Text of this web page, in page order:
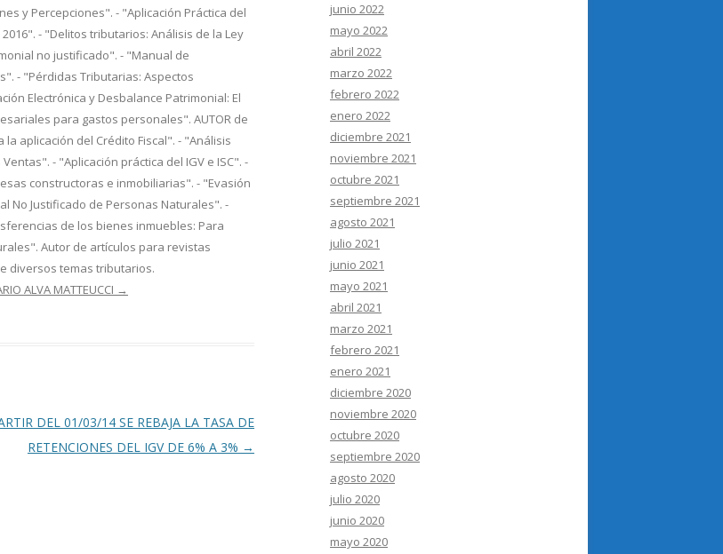
y Percepciones". - "Aplicación Práctica del
- "Delitos tributarios: Análisis de la Ley
no justificado". - "Manual de
- "Pérdidas Tributarias: Aspectos
Electrónica y Desbalance Patrimonial: El
para gastos personales". AUTOR de
aplicación del Crédito Fiscal". - "Análisis
- "Aplicación práctica del IGV e ISC". -
constructoras e inmobiliarias". - "Evasión
No Justificado de Personas Naturales". -
de los bienes inmuebles: Para
Autor de artículos para revistas
diversos temas tributarios.
ALVA MATTEUCCI →
DEL 01/03/14 SE REBAJA LA TASA DE
RETENCIONES DEL IGV DE 6% A 3% →
junio 2022
mayo 2022
abril 2022
marzo 2022
febrero 2022
enero 2022
diciembre 2021
noviembre 2021
octubre 2021
septiembre 2021
agosto 2021
julio 2021
junio 2021
mayo 2021
abril 2021
marzo 2021
febrero 2021
enero 2021
diciembre 2020
noviembre 2020
octubre 2020
septiembre 2020
agosto 2020
julio 2020
junio 2020
mayo 2020